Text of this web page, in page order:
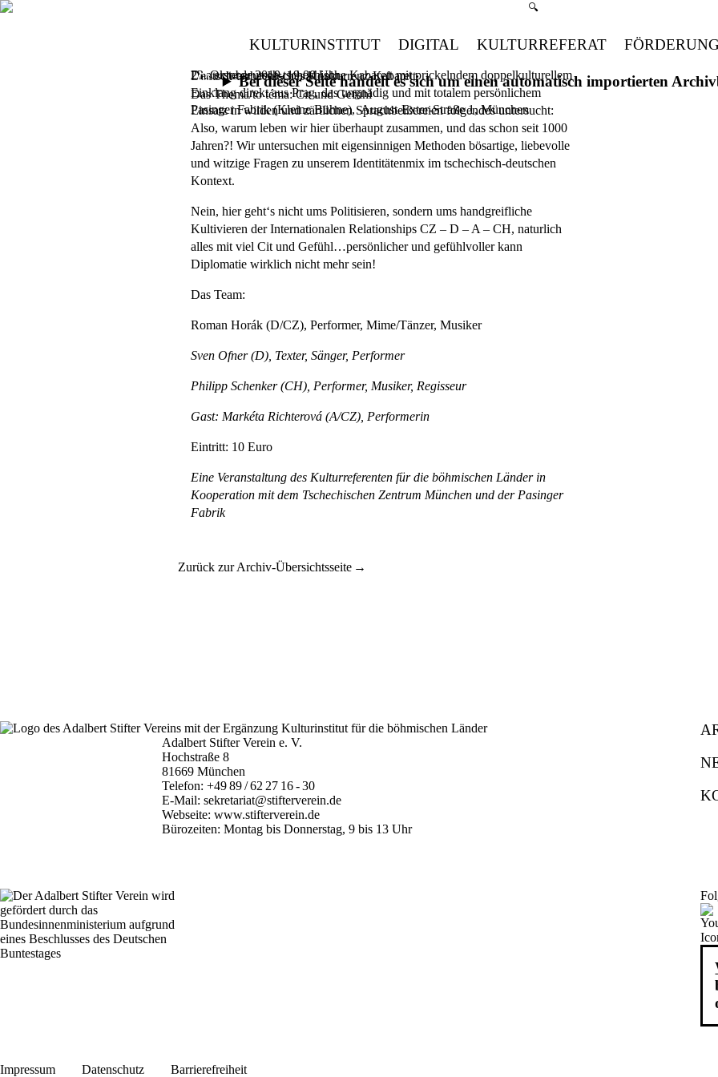
Suchmenü öffnen
🔍
KULTURINSTITUT DIGITAL KULTURREFERAT
Bei dieser Seite handelt es sich um einen automatisch importierten
Deutsch-tschechisches Konkurrenz-Kabarett
Das Thema/to téma: Cit und Gefühl
Pasinger Fabrik (Kleine Bühne), August-Exter-Straße 1, München
Das erste deutsch-tschechische Kabarett mit prickelndem doppelkulturellem
Einklang direkt aus Prag, das ungnädig und mit totalem persönlichem
Einsatz in wilden und zärtlichen Sprachbeißereien folgendes untersucht:
Also, warum leben wir hier überhaupt zusammen, und das schon seit 1000
Jahren?! Wir untersuchen mit eigensinnigen Methoden bösartige, liebevolle
und witzige Fragen zu unserem Identitätenmix im tschechisch-deutschen
Kontext.
Nein, hier geht‘s nicht ums Politisieren, sondern ums handgreifliche
Kultivieren der Internationalen Relationships CZ – D – A – CH, naturlich
alles mit viel Cit und Gefühl…persönlicher und gefühlvoller kann
Diplomatie wirklich nicht mehr sein!
Das Team:
Roman Horák (D/CZ), Performer, Mime/Tänzer, Musiker
Sven Ofner (D), Texter, Sänger, Performer
Philipp Schenker (CH), Performer, Musiker, Regisseur
Gast: Markéta Richterová (A/CZ), Performerin
Eintritt: 10 Euro
Eine Veranstaltung des Kulturreferenten für die böhmischen Länder in
Kooperation mit dem Tschechischen Zentrum München und der Pasinger
Fabrik
23. Oktober 2019,19.00 Uhr
Zurück zur Archiv-Übersichtsseite
Adalbert Stifter Verein e. V.
Hochstraße 8
81669 München
Telefon:+49 89 / 62 27 16 - 30
E-Mail:sekretariat@stifterverein.de
Webseite:www.stifterverein.de
Bürozeiten: Montag bis Donnerstag, 9 bis 13 Uhr
Impressum Datenschutz Barrierefreiheit